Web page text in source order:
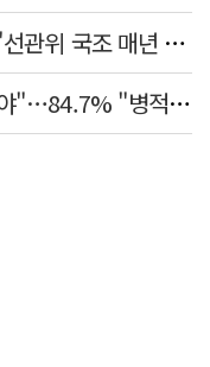
박형수, '선관위 개혁 2법' 발의…"선관위 국조 매년 실시"
국민 75.6% "안규백 장관 물러나야"…84.7% "병적기록부 공개해야"